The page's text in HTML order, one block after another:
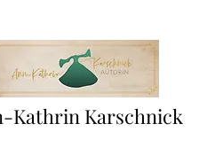
Kathrin Karschnick